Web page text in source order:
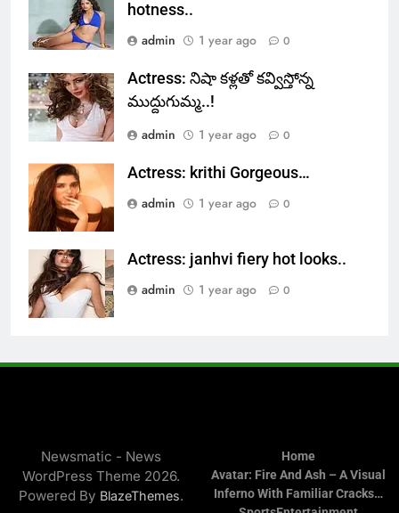
hotness..
admin
1 year ago 0
Actress: నిషా కళ్లతో కవ్విస్తోన్న
ముద్దుగుమ్మ..!
admin
1 year ago 0
Actress: krithi Gorgeous…
admin
1 year ago 0
Actress: janhvi fiery hot looks..
admin
1 year ago 0
Newsmatic - News
WordPress Theme 2026.
Powered By BlazeThemes.
Home
Avatar: Fire And Ash – A Visual
Inferno With Familiar Cracks…